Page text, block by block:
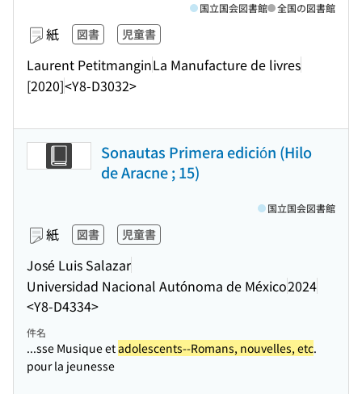
紙 図書 児童書
Laurent PetitmanginLa Manufacture de livres
[2020]<Y8-D3032>
国立国会図書館 全国の図書館
Sonautas Primera edición (Hilo
de Aracne ; 15)
紙 図書 児童書
José Luis Salazar
Universidad Nacional Autónoma de México2024
<Y8-D4334>
国立国会図書館
件名
...sse Musique etadolescents--Romans, nouvelles, etc.
pour la jeunesse